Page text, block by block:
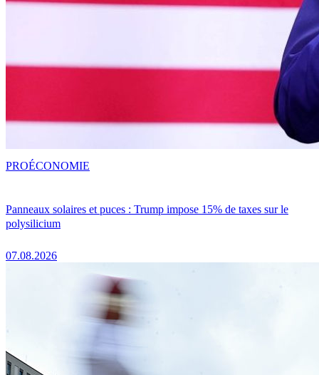
Panneaux solaires et puces : Trump impose 15% de taxes sur le
polysilicium
07.08.2026
PROÉCONOMIE